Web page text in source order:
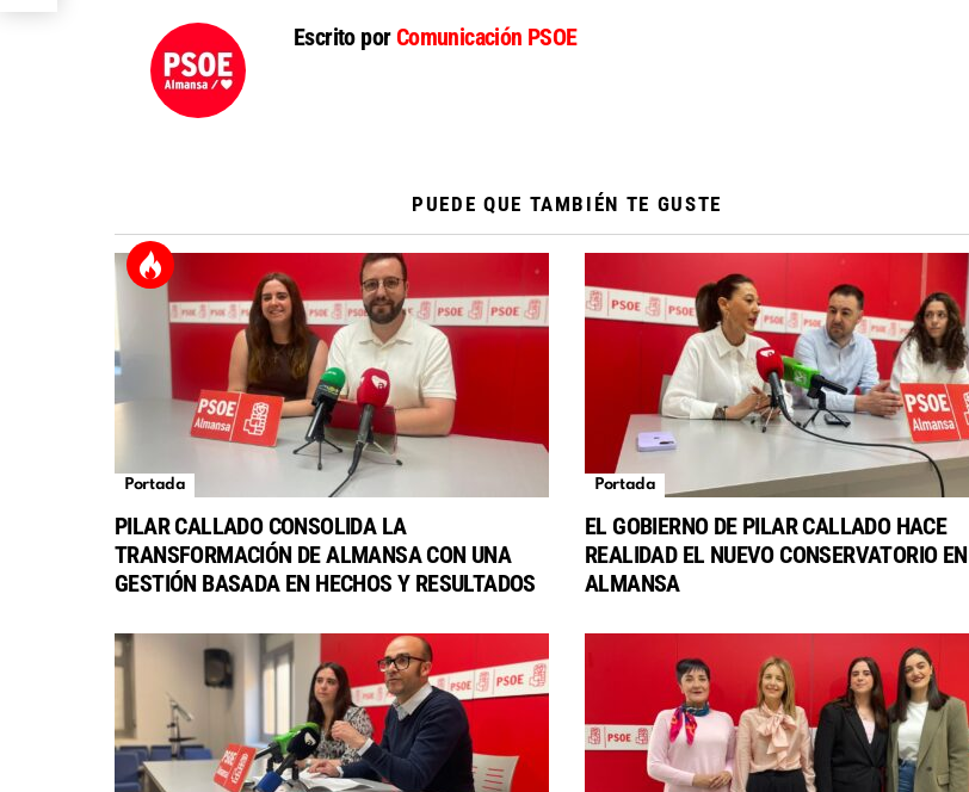
Escrito porComunicación PSOE
PUEDE QUE TAMBIÉN TE GUSTE
Portada
PILAR CALLADO CONSOLIDA LA
TRANSFORMACIÓN DE ALMANSA CON UNA
GESTIÓN BASADA EN HECHOS Y RESULTADOS
Portada
EL GOBIERNO DE PILAR CALLADO HACE
REALIDAD EL NUEVO CONSERVATORIO EN
ALMANSA